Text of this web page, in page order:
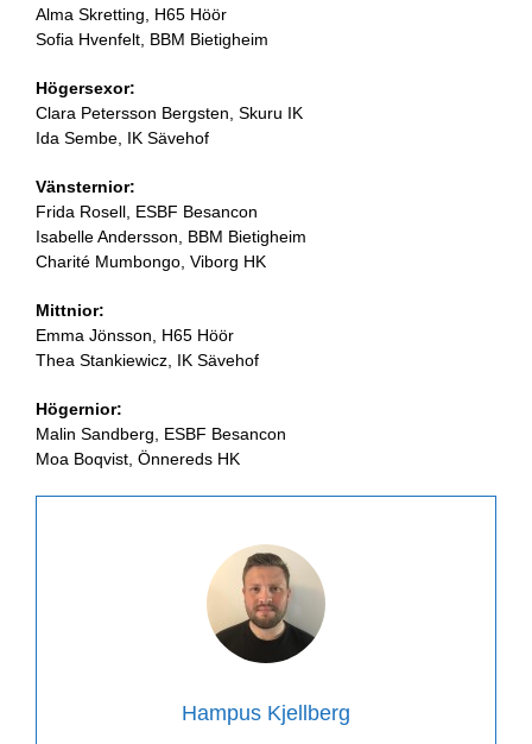
Alma Skretting, H65 Höör
Sofia Hvenfelt, BBM Bietigheim
Högersexor:
Clara Petersson Bergsten, Skuru IK
Ida Sembe, IK Sävehof
Vänsternior:
Frida Rosell, ESBF Besancon
Isabelle Andersson, BBM Bietigheim
Charité Mumbongo, Viborg HK
Mittnior:
Emma Jönsson, H65 Höör
Thea Stankiewicz, IK Sävehof
Högernior:
Malin Sandberg, ESBF Besancon
Moa Boqvist, Önnereds HK
Hampus Kjellberg